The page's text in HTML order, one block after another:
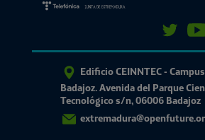
Edificio CEINNTEC -
Badajoz. Avenida del Parque
Tecnológico s/n, 06006 Badajoz